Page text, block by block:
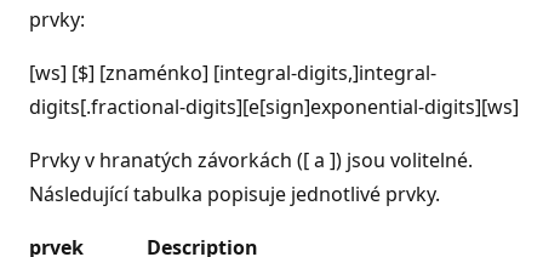
prvky:
[ws] [$] [znaménko] [integral-digits,]integral-
digits[.fractional-digits][e[sign]exponential-digits][ws]
Prvky v hranatých závorkách ([ a ]) jsou volitelné.
Následující tabulka popisuje jednotlivé prvky.
prvek
Description